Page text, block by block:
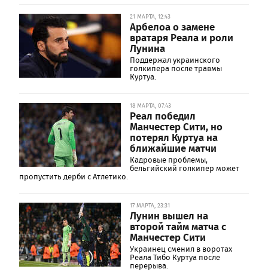
21 МАРТА, 12:43
Арбелоа о замене
вратаря Реала и роли
Лунина
Поддержал украинского
голкипера после травмы
Куртуа.
18 МАРТА, 07:43
Реал победил
Манчестер Сити, но
потерял Куртуа на
ближайшие матчи
Кадровые проблемы,
бельгийский голкипер может
пропустить дерби с Атлетико.
17 МАРТА, 23:31
Лунин вышел на
второй тайм матча с
Манчестер Сити
Украинец сменил в воротах
Реала Тибо Куртуа после
перерыва.